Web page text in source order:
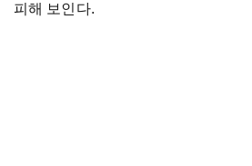
피해 보인다.